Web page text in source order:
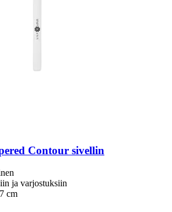
Contour sivellin
ja varjostuksiin
cm